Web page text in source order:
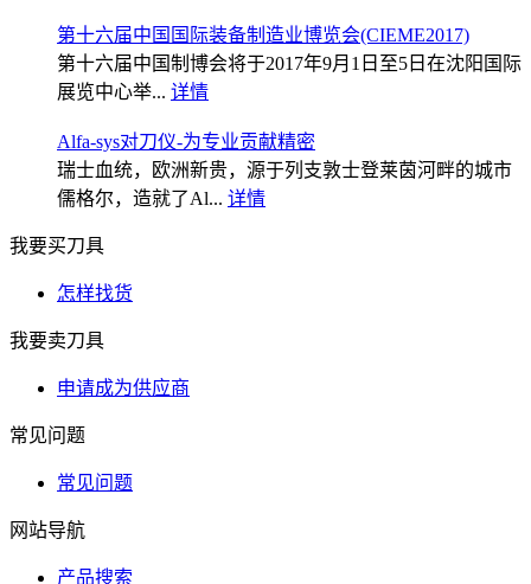
第十六届中国国际装备制造业博览会(CIEME2017)
第十六届中国制博会将于2017年9月1日至5日在沈阳国际
展览中心举... 详情
Alfa-sys对刀仪-为专业贡献精密
瑞士血统，欧洲新贵，源于列支敦士登莱茵河畔的城市
儒格尔，造就了Al... 详情
我要买刀具
怎样找货
我要卖刀具
申请成为供应商
常见问题
常见问题
网站导航
产品搜索